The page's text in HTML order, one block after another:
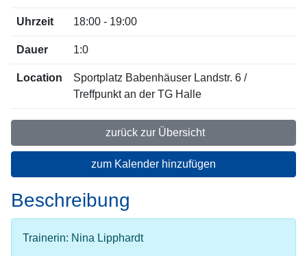
Uhrzeit 18:00 - 19:00
Dauer 1:0
Location
Sportplatz Babenhäuser Landstr. 6 /
Treffpunkt an der TG Halle
zurück zur Übersicht
zum Kalender hinzufügen
Beschreibung
Trainerin: Nina Lipphardt